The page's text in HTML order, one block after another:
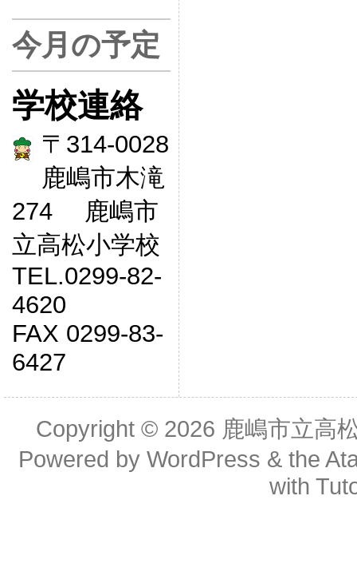
今月の予定
学校連絡
〒314-0028
鹿嶋市木滝
274 鹿嶋市
立高松小学校
TEL.0299-82-
4620
FAX 0299-83-
6427
Copyright © 2026 鹿嶋市立高
Powered byWordPress & the
with